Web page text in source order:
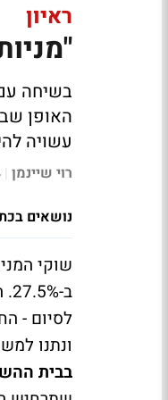
ראיון
בשיחה
האופן
עשויה
רוי שיינמן |
נושאים
לסיום -
ונתנו
בבית